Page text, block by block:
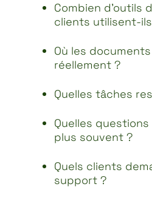
Combien d’outils
clients utilisent-
Où les
réellement ?
Quelles tâches
Quelles
plus souvent ?
Quels clients
support ?